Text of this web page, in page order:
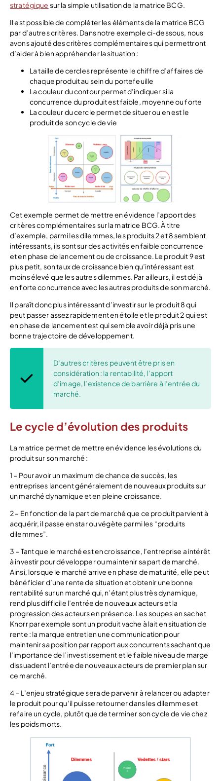
stratégique sur la simple utilisation de la matrice BCG.
Il est possible de compléter les éléments de la matrice BCG
par d’autres critères. Dans notre exemple ci-dessous, nous
avons ajouté des critères complémentaires qui permettront
d’aider à bien appréhender la situation :
La taille de cercles représente le chiffre d’affaires de
chaque produit au sein du portefeuille
La couleur du contour permet d’indiquer si la
concurrence du produit est faible, moyenne ou forte
La couleur du cercle permet de situer ou en est le
produit de son cycle de vie
Cet exemple permet de mettre en évidence l’apport des
critères complémentaires sur la matrice BCG. À titre
d’exemple, parmi les dilemmes, les produits 2 et 8 semblent
intéressants, ils sont sur des activités en faible concurrence
et en phase de lancement ou de croissance. Le produit 9 est
plus petit, son taux de croissance bien qu’intéressant est
moins élevé que les autres dilemmes. Par ailleurs, il est déjà
en forte concurrence avec les autres produits de son marché.
Il paraît donc plus intéressant d’investir sur le produit 8 qui
peut passer assez rapidement en étoile et le produit 2 qui est
en phase de lancement est qui semble avoir déjà pris une
bonne trajectoire de développement.
D’autres critères peuvent être pris en
considération : la rentabilité, l’apport
d’image, l’existence de barrière à l’entrée du
marché.
Le cycle d’évolution des produits
La matrice permet de mettre en évidence les évolutions du
produit sur son marché :
1 – Pour avoir un maximum de chance de succès, les
entreprises lancent généralement de nouveaux produits sur
un marché dynamique et en pleine croissance.
2 – En fonction de la part de marché que ce produit parvient à
acquérir, il passe en star ou végète parmi les “produits
dilemmes”.
3 – Tant que le marché est en croissance, l’entreprise a intérêt
à investir pour développer ou maintenir sa part de marché.
Ainsi, lorsque le marché arrive en phase de maturité, elle peut
bénéficier d’une rente de situation et obtenir une bonne
rentabilité sur un marché qui, n’étant plus très dynamique,
rend plus difficile l’entrée de nouveaux acteurs et la
progression des acteurs en présence. Les soupes en sachet
Knorr par exemple sont un produit vache à lait en situation de
rente : la marque entretien une communication pour
maintenir sa position par rapport aux concurrents sachant que
l’importance de l’investissement et le faible niveau de marge
dissuadent l’entrée de nouveaux acteurs de premier plan sur
ce marché.
4 – L’enjeu stratégique sera de parvenir à relancer ou adapter
le produit pour qu’il puisse retourner dans les dilemmes et
refaire un cycle, plutôt que de terminer son cycle de vie chez
les poids morts.